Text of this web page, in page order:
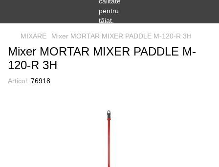
MIXARE Mixer MORTAR MIXER PADDLE M-120-R 3H
Mixer MORTAR MIXER PADDLE M-
120-R 3H
Articol: 76918